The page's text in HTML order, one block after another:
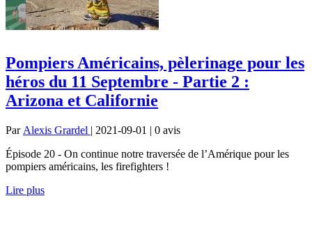
Pompiers Américains, pèlerinage pour les
héros du 11 Septembre - Partie 2 :
Arizona et Californie
Par Alexis Grardel | 2021-09-01 | 0 avis
Épisode 20 - On continue notre traversée de l’Amérique pour les
pompiers américains, les firefighters !
Lire plus